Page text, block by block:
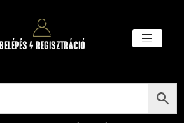
BELÉPÉS / REGISZTRÁCIÓ